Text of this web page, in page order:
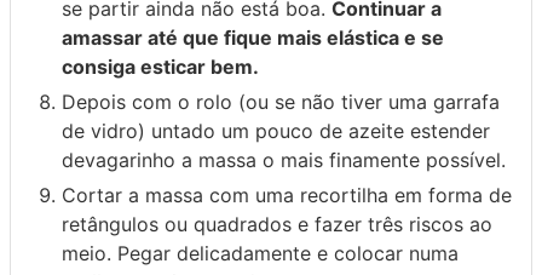
se partir ainda não está boa. Continuar a
amassar até que fique mais elástica e se
consiga esticar bem.
Depois com o rolo (ou se não tiver uma garrafa
de vidro) untado um pouco de azeite estender
devagarinho a massa o mais finamente possível.
Cortar a massa com uma recortilha em forma de
retângulos ou quadrados e fazer três riscos ao
meio. Pegar delicadamente e colocar numa